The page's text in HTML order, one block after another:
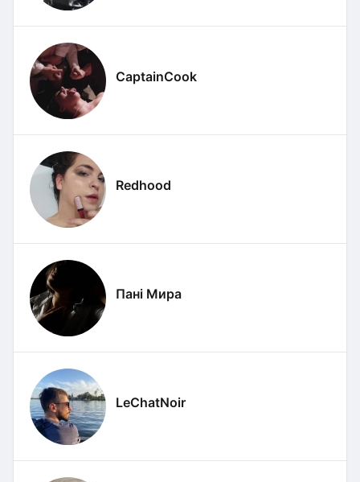
CaptainCook
Redhood
Пані Мира
LeChatNoir